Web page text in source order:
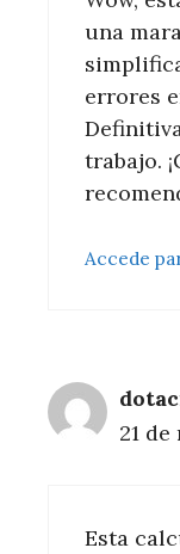
una
errores
trabajo.
Accede
21
Esta